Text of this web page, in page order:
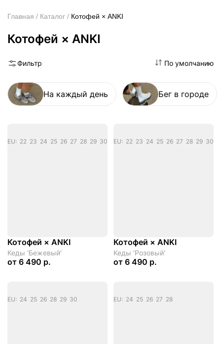
Главная Каталог Котофей × ANKI
Котофей × ANKI
Фильтр По умолчанию
На каждый день Бег в городе
EU: 22 23 24 25 26 27 28 29 30
Котофей × ANKI
Кеды 'Бежевый'
от 6 490 р.
EU: 22 23 24 25 26 27 28 29 30
Котофей × ANKI
Кеды 'Розовый'
от 6 490 р.
EU: 24 25 26 28 29 30 EU: 24 25 26 27 28